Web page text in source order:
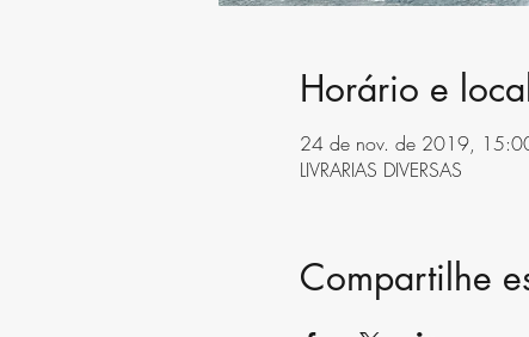
Horário e
24 de nov. de 2019,
LIVRARIAS DIVERSAS
Compartilhe